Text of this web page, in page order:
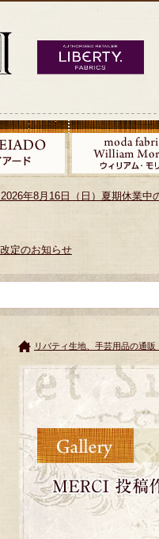
年8月16日（日）夏期休業中
定のお知らせ
リバティ生地、手芸用品の通